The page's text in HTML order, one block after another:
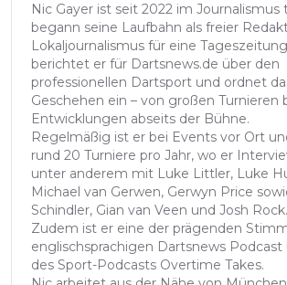
Nic Gayer ist seit 2022 im Journalismus
begann seine Laufbahn als freier
Lokaljournalismus für eine
berichtet er für Dartsnews.de über den
professionellen Dartsport und ordnet
Geschehen ein – von großen Turnieren
Entwicklungen abseits der Bühne.
Regelmäßig ist er bei Events vor Ort
rund 20 Turniere pro Jahr, wo er
unter anderem mit Luke Littler, Luke
Michael van Gerwen, Gerwyn Price
Schindler, Gian van Veen und Josh Rock.
Zudem ist er eine der prägenden
englischsprachigen Dartsnews
des Sport-Podcasts Overtime Takes.